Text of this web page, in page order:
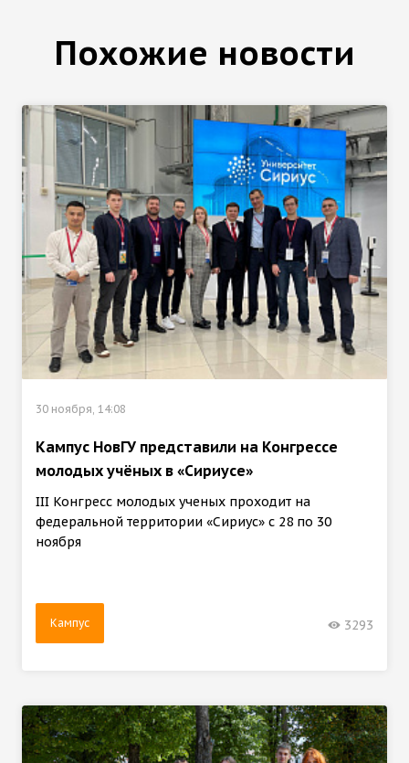
Похожие новости
30 ноября, 14:08
Кампус НовГУ представили на Конгрессе
молодых учёных в «Сириусе»
III Конгресс молодых ученых проходит на
федеральной территории «Сириус» с 28 по 30
ноября
Кампус 3293